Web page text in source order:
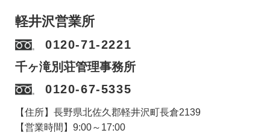
軽井沢営業所
0120-71-2221
千ヶ滝別荘管理事務所
0120-67-5335
【住所】長野県北佐久郡軽井沢町長倉2139
【営業時間】9:00～17:00